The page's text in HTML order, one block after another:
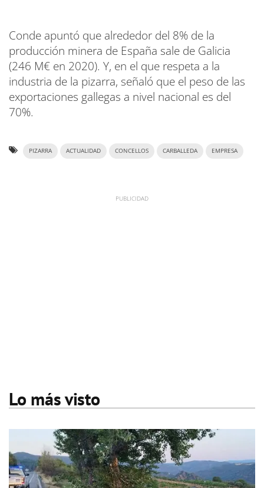
Conde apuntó que alrededor del 8% de la
producción minera de España sale de Galicia
(246 M€ en 2020). Y, en el que respeta a la
industria de la pizarra, señaló que el peso de las
exportaciones gallegas a nivel nacional es del
70%.
PIZARRA ACTUALIDAD CONCELLOS CARBALLEDA EMPRESA
Lo más visto